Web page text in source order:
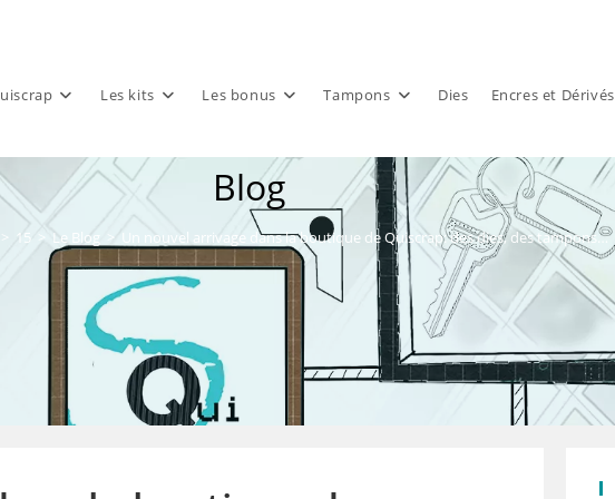
Les kits Les bonus Tampons Dies Encres et Dérivés
Blog
> 15 > Le Blog > Un nouvel arrivage dans la boutique de Quiscrap: des dies, des tampons…